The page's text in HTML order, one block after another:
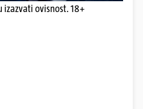
izazvati ovisnost. 18+